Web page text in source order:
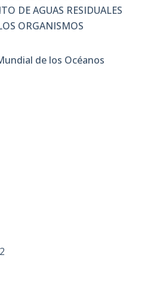
DE AGUAS RESIDUALES
ORGANISMOS
de los Océanos